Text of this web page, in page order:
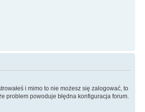
i mimo to nie możesz się zalogować, to
problem powoduje błędna konfiguracja forum.